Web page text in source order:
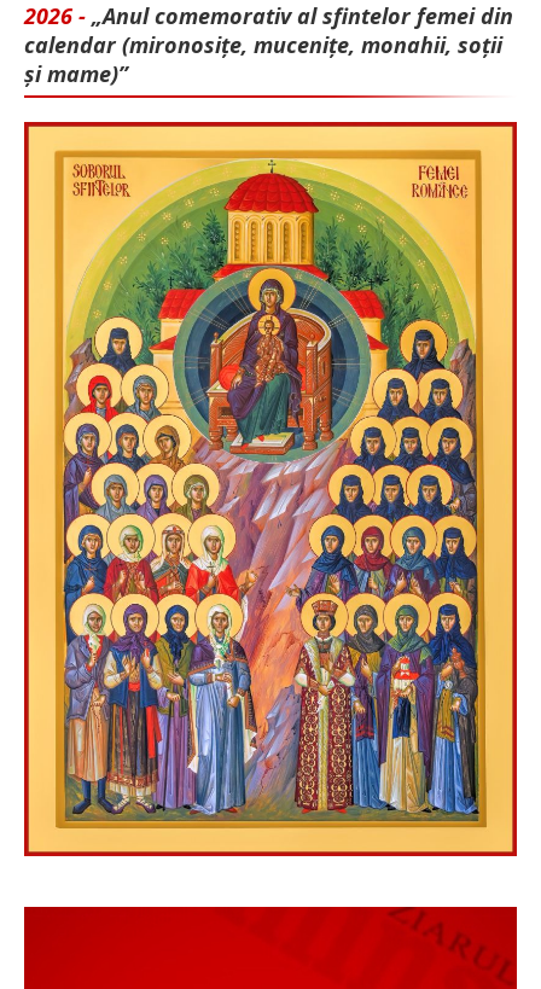
2026 - „Anul comemorativ al sfintelor femei din
calendar (mironosițe, mu­cenițe, monahii, soții
și mame)”